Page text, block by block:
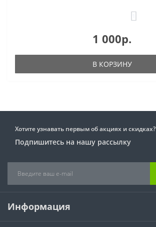
1 000р.
В КОРЗИНУ
Хотите узнавать первым об акциях и скидках?
Подпишитесь на нашу рассылку
Информация